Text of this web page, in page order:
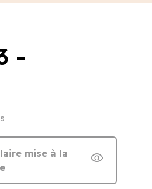
-
mise à la
visibility